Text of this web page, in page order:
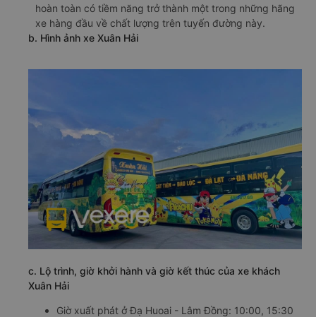
hoàn toàn có tiềm năng trở thành một trong những hãng
xe hàng đầu về chất lượng trên tuyến đường này.
b. Hình ảnh xe Xuân Hải
c. Lộ trình, giờ khởi hành và giờ kết thúc của xe khách
Xuân Hải
Giờ xuất phát ở Đạ Huoai - Lâm Đồng: 10:00, 15:30